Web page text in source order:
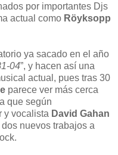
por importantes Djs
actual como Röyksopp
ya sacado en el año
04”, y hacen así una
actual, pues tras 30
parece ver más cerca
que según
y vocalista David Gahan
nuevos trabajos a